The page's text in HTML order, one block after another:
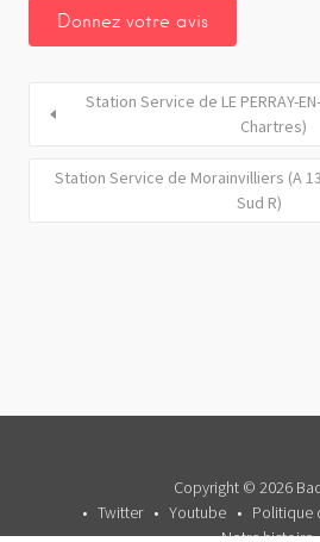
Station Service de LE PERRAY-
Chartres)
Station Service de Morainvilliers (A
Sud R)
Copyright © 2026
Twitter
Youtube
Politique
Notre histoire